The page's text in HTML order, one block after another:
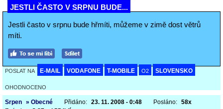
JESTLI ČASTO V SRPNU BUDE...
Jestli často v srpnu bude hřmíti, můžeme v zimě dost větrů
míti.
POSLAT NA E-MAIL VODAFONE T-MOBILE O2 SLOVENSKO
OHODNOCENO
Srpen » Obecné Přidáno: 23. 11. 2008 - 0:48 Posláno: 58x